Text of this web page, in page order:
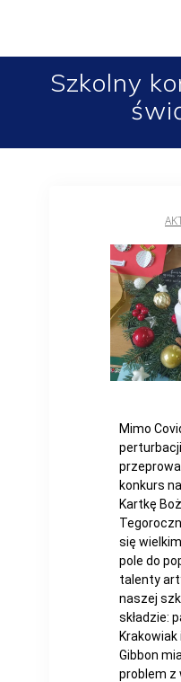
Szkolny
Mimo
konkurs
Kartkę
się
pole do
talenty
naszej
składzie:
Gibbon
problem z